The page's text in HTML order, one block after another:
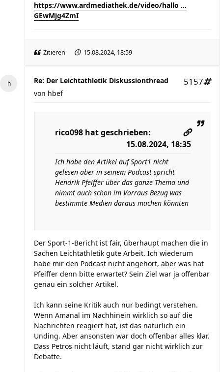
https://www.ardmediathek.de/video/hallo ...
GEwMjg4ZmI
Zitieren 15.08.2024, 18:59
Re: Der Leichtathletik Diskussionthread 5157
von hbef
rico098 hat geschrieben:
15.08.2024, 18:35
Ich habe den Artikel auf Sport1 nicht
gelesen aber in seinem Podcast spricht
Hendrik Pfeiffer über das ganze Thema und
nimmt auch schon im Vorraus Bezug was
bestimmte Medien daraus machen könnten
Der Sport-1-Bericht ist fair, überhaupt machen die in
Sachen Leichtathletik gute Arbeit. Ich wiederum
habe mir den Podcast nicht angehört, aber was hat
Pfeiffer denn bitte erwartet? Sein Ziel war ja offenbar
genau ein solcher Artikel.
Ich kann seine Kritik auch nur bedingt verstehen.
Wenn Amanal im Nachhinein wirklich so auf die
Nachrichten reagiert hat, ist das natürlich ein
Unding. Aber ansonsten war doch offenbar alles klar.
Dass Petros nicht läuft, stand gar nicht wirklich zur
Debatte.